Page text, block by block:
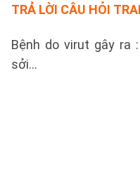
TRẢ LỜI CÂU HỎI
Bệnh do virut gây ra
sởi…